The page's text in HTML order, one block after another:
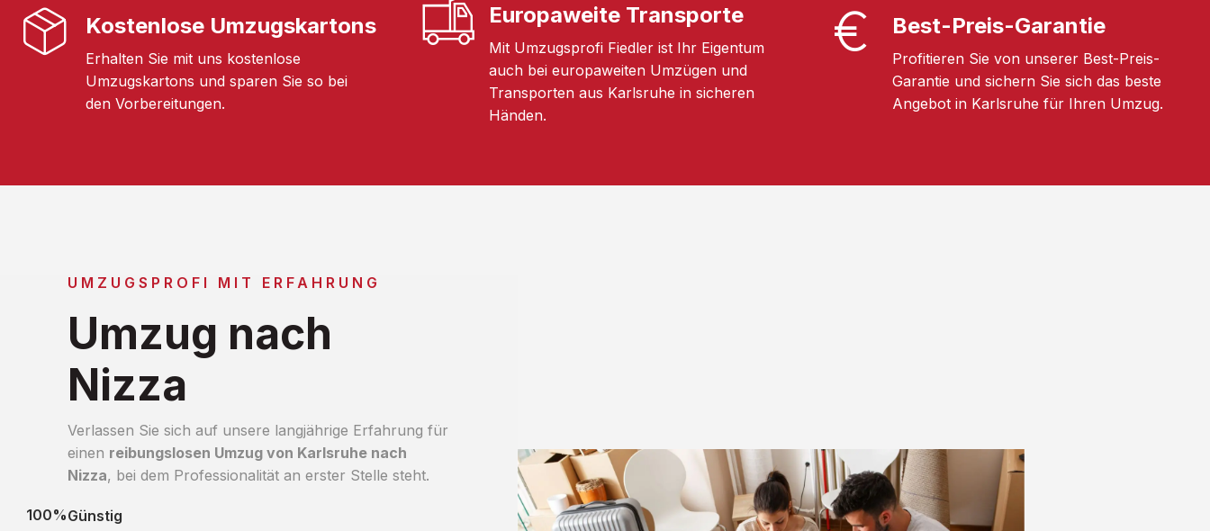
Kostenlose Umzugskartons
Erhalten Sie mit uns kostenlose
Umzugskartons und sparen Sie so bei
den Vorbereitungen.
Europaweite Transporte
Mit Umzugsprofi Fiedler ist Ihr Eigentum
auch bei europaweiten Umzügen und
Transporten aus Karlsruhe in sicheren
Händen.
Best-Preis-Garantie
Profitieren Sie von unserer Best-Preis-
Garantie und sichern Sie sich das beste
Angebot in Karlsruhe für Ihren Umzug.
UMZUGSPROFI MIT ERFAHRUNG
Umzug nach
Nizza
Verlassen Sie sich auf unsere langjährige Erfahrung für
einen reibungslosen Umzug von Karlsruhe nach
Nizza, bei dem Professionalität an erster Stelle steht.
Günstig
100%